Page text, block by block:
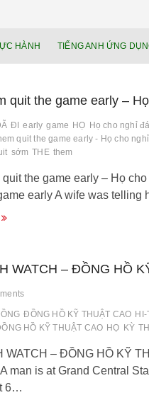
HÀNH TIẾNG ANH ỨNG
quit the game early –
ĐI early game HỌ Họ cho nghỉ
quit the game early - Họ cho
sớm THE them
quit the game early – Họ
early A wife was telling
đi
WATCH – ĐỒNG HỒ
ĐỒNG HỒ KỸ THUẬT CAO HI-
HỒ KỸ THUẬT CAO HỌ KỲ
WATCH – ĐỒNG HỒ KỸ
man is at Grand Central
6…